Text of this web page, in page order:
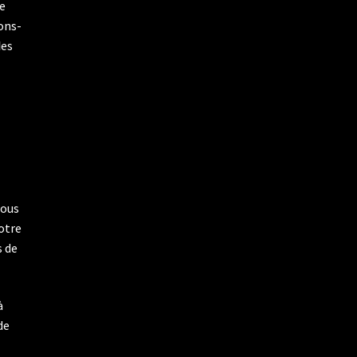
de